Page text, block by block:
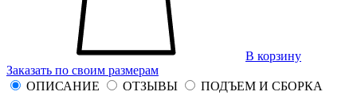
В корзину
Заказать по своим размерам
ОПИСАНИЕ
ОТЗЫВЫ
ПОДЪЕМ И СБОРКА